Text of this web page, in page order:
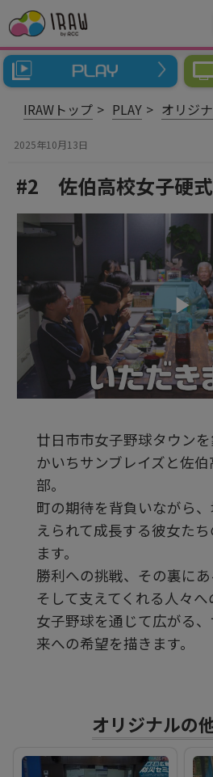
IRAWトップ PLAY オリジ
2025年10月13日
#2 佐伯高校女子硬
ビ
デ
オ
を
生
る
廿日市市女子野球タウン
かいちサンブレイズと佐
部。
町の期待を背負いながら
えられて成長する彼女た
ます。
勝利への挑戦、その裏にあ
そして支えてくれる人々へ
女子野球を通じて広がる
来への希望を描きます。
オリジナルの